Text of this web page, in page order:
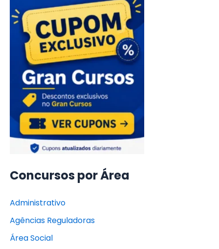
Concursos por Área
Administrativo
Agências Reguladoras
Área Social